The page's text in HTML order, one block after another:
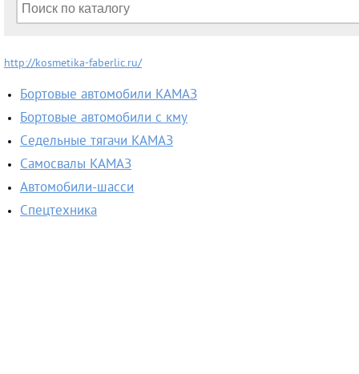
http://kosmetika-faberlic.ru/
Бортовые автомобили КАМАЗ
Бортовые автомобили с кму
Cедельные тягачи КАМАЗ
Самосвалы КАМАЗ
Автомобили-шасси
Спецтехника